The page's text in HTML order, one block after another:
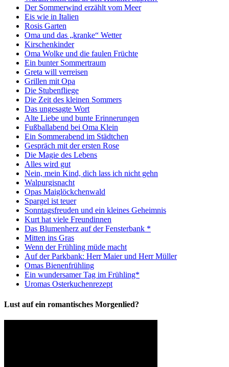
Der Sommerwind erzählt vom Meer
Eis wie in Italien
Rosis Garten
Oma und das „kranke“ Wetter
Kirschenkinder
Oma Wolke und die faulen Früchte
Ein bunter Sommertraum
Greta will verreisen
Grillen mit Opa
Die Stubenfliege
Die Zeit des kleinen Sommers
Das ungesagte Wort
Alte Liebe und bunte Erinnerungen
Fußballabend bei Oma Klein
Ein Sommerabend im Städtchen
Gespräch mit der ersten Rose
Die Magie des Lebens
Alles wird gut
Nein, mein Kind, dich lass ich nicht gehn
Walpurgisnacht
Opas Maiglöckchenwald
Spargel ist teuer
Sonntagsfreuden und ein kleines Geheimnis
Kurt hat viele Freundinnen
Das Blumenherz auf der Fensterbank *
Mitten ins Gras
Wenn der Frühling müde macht
Auf der Parkbank: Herr Maier und Herr Müller
Omas Bienenfrühling
Ein wundersamer Tag im Frühling*
Uromas Osterkuchenrezept
Lust auf ein romantisches Morgenlied?